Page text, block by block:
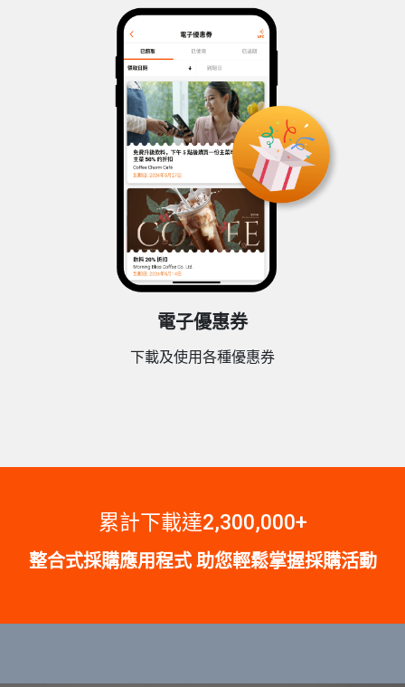
電子優惠券
下載及使用各種優惠券
累計下載達2,300,000+
整合式採購應用程式 助您輕鬆掌握採購活動